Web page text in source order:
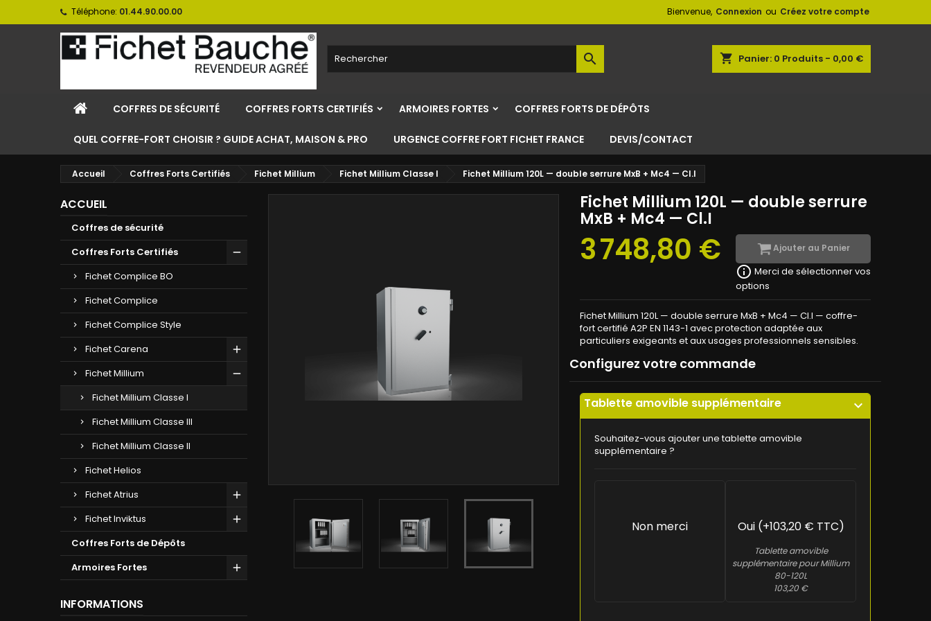
Téléphone: 01.44.90.00.00 Bienvenue, Connexion ou Créez votre compte
shopping_cart Panier: 0 Produits - 0,00 €

COFFRES DE SÉCURITÉ COFFRES FORTS CERTIFIÉS ARMOIRES FORTES COFFRES FORTS DE DÉPÔTS
QUEL COFFRE-FORT CHOISIR ? GUIDE ACHAT, MAISON & PRO URGENCE COFFRE FORT FICHET FRANCE DEVIS/CONTACT
Accueil Coffres Forts Certifiés Fichet Millium Fichet Millium Classe I Fichet Millium 120L — double serrure MxB + Mc4 — Cl.I
ACCUEIL
Coffres de sécurité
Coffres Forts Certifiés
Fichet Complice BO
Fichet Complice
Fichet Complice Style
Fichet Carena
Fichet Millium
Fichet Millium Classe I
Fichet Millium Classe III
Fichet Millium Classe II
Fichet Helios
Fichet Atrius
Fichet Inviktus
Coffres Forts de Dépôts
Armoires Fortes
INFORMATIONS
Fichet Millium 120L — double serrure
MxB + Mc4 — Cl.I
3 748,80 € Ajouter au Panier
info_outline Merci de sélectionner vos
options
Fichet Millium 120L — double serrure MxB + Mc4 — Cl.I — coffre-
fort certifié A2P EN 1143-1 avec protection adaptée aux
particuliers exigeants et aux usages professionnels sensibles.
Configurez votre commande
Tablette amovible supplémentaire expand_more
Souhaitez-vous ajouter une tablette amovible
supplémentaire ?
Non merci Oui (+103,20 € TTC)
Tablette amovible
supplémentaire pour Millium
80-120L
103,20 €